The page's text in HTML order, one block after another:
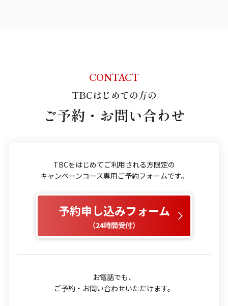
CONTACT
TBCはじめての方の
ご予約・お問い合わせ
TBCをはじめてご利用される方限定の
キャンペーンコース専用ご予約フォームです。
予約申し込みフォーム
（24時間受付）
お電話でも、
ご予約・お問い合わせいただけます。